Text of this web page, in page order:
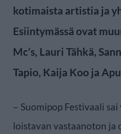
kotimaista artistia ja
Esiintymässä ovat
Mc’s, Lauri Tähkä,
Tapio, Kaija Koo ja
– Suomipop Festivaali
loistavan vastaanoton ja